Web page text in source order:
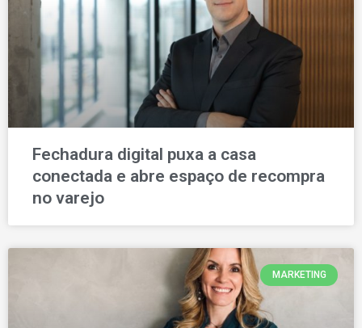
Fechadura digital puxa a casa
conectada e abre espaço de recompra
no varejo
MARKETING